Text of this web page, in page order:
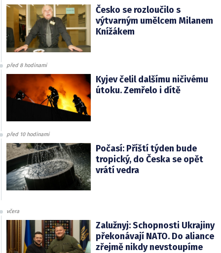
Česko se rozloučilo s
výtvarným umělcem Milanem
Knížákem
před 8 hodinami
Kyjev čelil dalšímu ničivému
útoku. Zemřelo i dítě
před 10 hodinami
Počasí: Příští týden bude
tropický, do Česka se opět
vrátí vedra
včera
Zalužnyj: Schopnosti Ukrajiny
překonávají NATO. Do aliance
zřejmě nikdy nevstoupíme